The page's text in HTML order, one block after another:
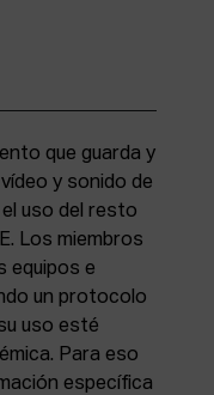
que guarda y
y sonido de
uso del resto
Los miembros
equipos e
un protocolo
uso esté
Para eso
específica